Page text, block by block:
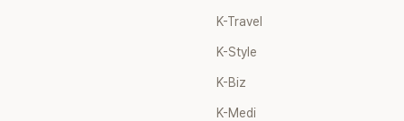
K-Travel
K-Style
K-Biz
K-Medi